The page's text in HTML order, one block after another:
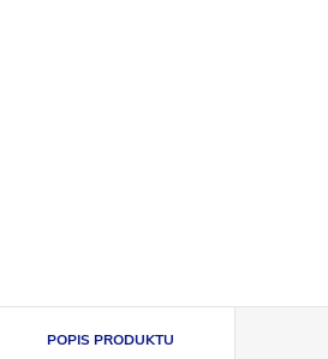
POPIS PRODUKTU